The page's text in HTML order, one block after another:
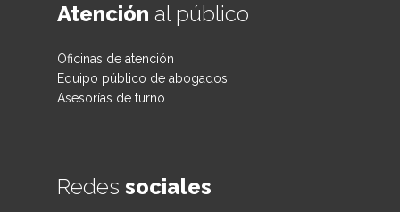
Atención al público
Oficinas de atención
Equipo público de abogados
Asesorías de turno
Redes sociales